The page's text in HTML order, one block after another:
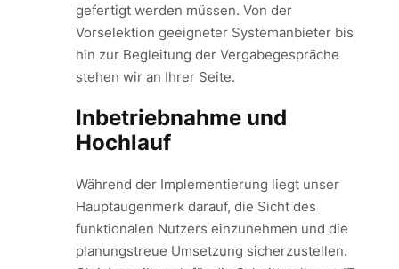
gefertigt werden müssen. Von der
Vorselektion geeigneter Systemanbieter bis
hin zur Begleitung der Vergabegespräche
stehen wir an Ihrer Seite.
Inbetriebnahme und
Hochlauf
Während der Implementierung liegt unser
Hauptaugenmerk darauf, die Sicht des
funktionalen Nutzers einzunehmen und die
planungstreue Umsetzung sicherzustellen.